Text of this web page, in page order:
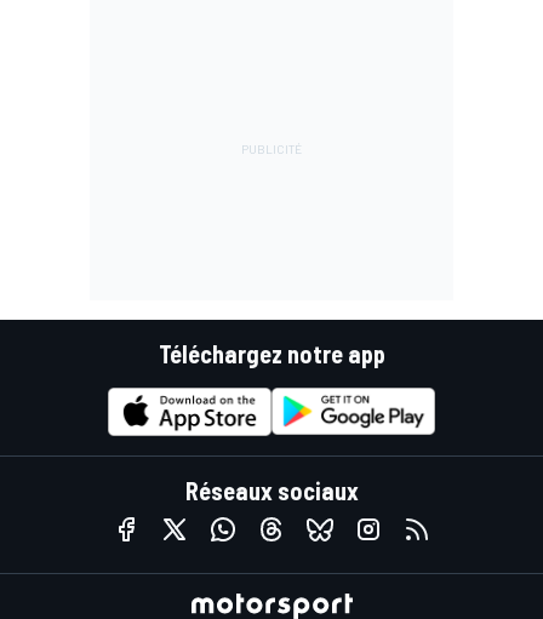
Téléchargez notre app
Réseaux sociaux